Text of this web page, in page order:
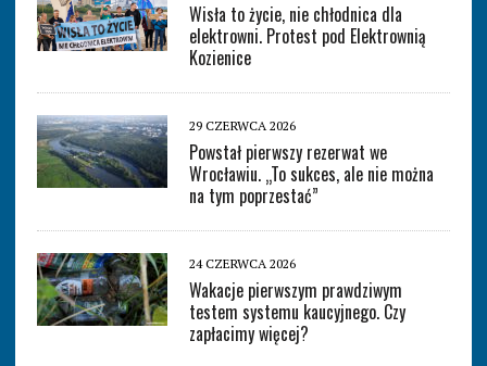
Wisła to życie, nie chłodnica dla
elektrowni. Protest pod Elektrownią
Kozienice
29 CZERWCA 2026
Powstał pierwszy rezerwat we
Wrocławiu. „To sukces, ale nie można
na tym poprzestać”
24 CZERWCA 2026
Wakacje pierwszym prawdziwym
testem systemu kaucyjnego. Czy
zapłacimy więcej?